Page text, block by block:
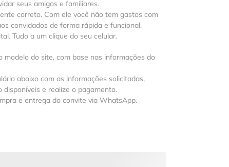
seus amigos e familiares.
correto. Com ele você não tem gastos com
convidados de forma rápida e funcional.
Tudo a um clique do seu celular.
do site, com base nas informações do
abaixo com as informações solicitadas,
e realize o pagamento.
e entrega do convite via WhatsApp.